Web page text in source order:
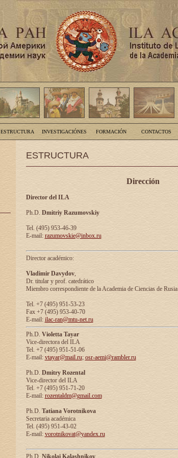
ESTRUCTURA INVESTIGACIÓNES FORMACIÓN CONTACTOS
ESTRUCTURA
Dirección
Director del ILA
Ph.D. Dmitriy Razumovskiy
Tel. (495) 953-46-39
E-mail: razumovskie@inbox.ru
Director académico:
Vladimir Davydov,
Dr. titular y prof. catedrático
Miembro correspondiente de la Academia de Ciencias de Rusia
Tel. +7 (495) 951-53-23
Fax +7 (495) 953-40-70
E-mail: ilac-ran@mtu-net.ru
Ph.D. Violetta Tayar
Vice-directora del ILA
Tel. +7 (495) 951-51-06
E-mail: vtayar@mail.ru; osr-aemi@rambler.ru
Ph.D. Dmitry Rozental
Vice-director del ILA
Tel. +7 (495) 951-71-20
E-mail: rozentaldm@gmail.com
Ph.D. Tatiana Vorotnikova
Secretaria académica
Tel. (495) 951-43-02
E-mail: vorotnikovat@yandex.ru
Ph.D. Nikolai Kalashnikov